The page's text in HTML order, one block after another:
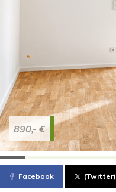
890,- €
Facebook (Twitter)